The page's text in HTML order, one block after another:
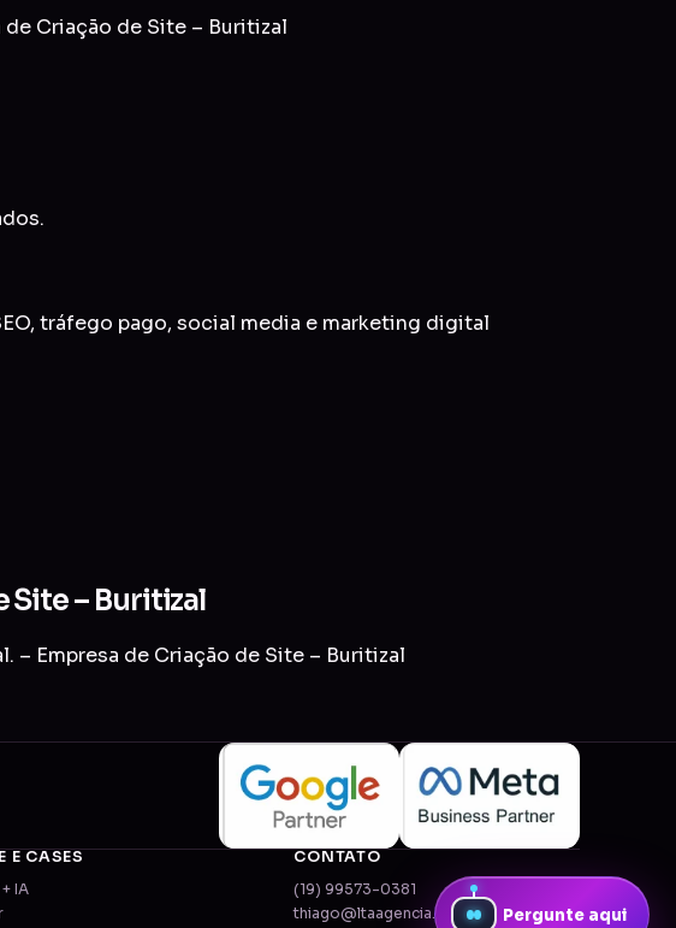
Criação de Site – Buritizal
, tráfego pago, social media e marketing digital
Site – Buritizal
Empresa de Criação de Site – Buritizal
E CASES
IA
CONTATO
(19) 99573-0381
thiago@ltaagencia.com.br
Pergunte aqui